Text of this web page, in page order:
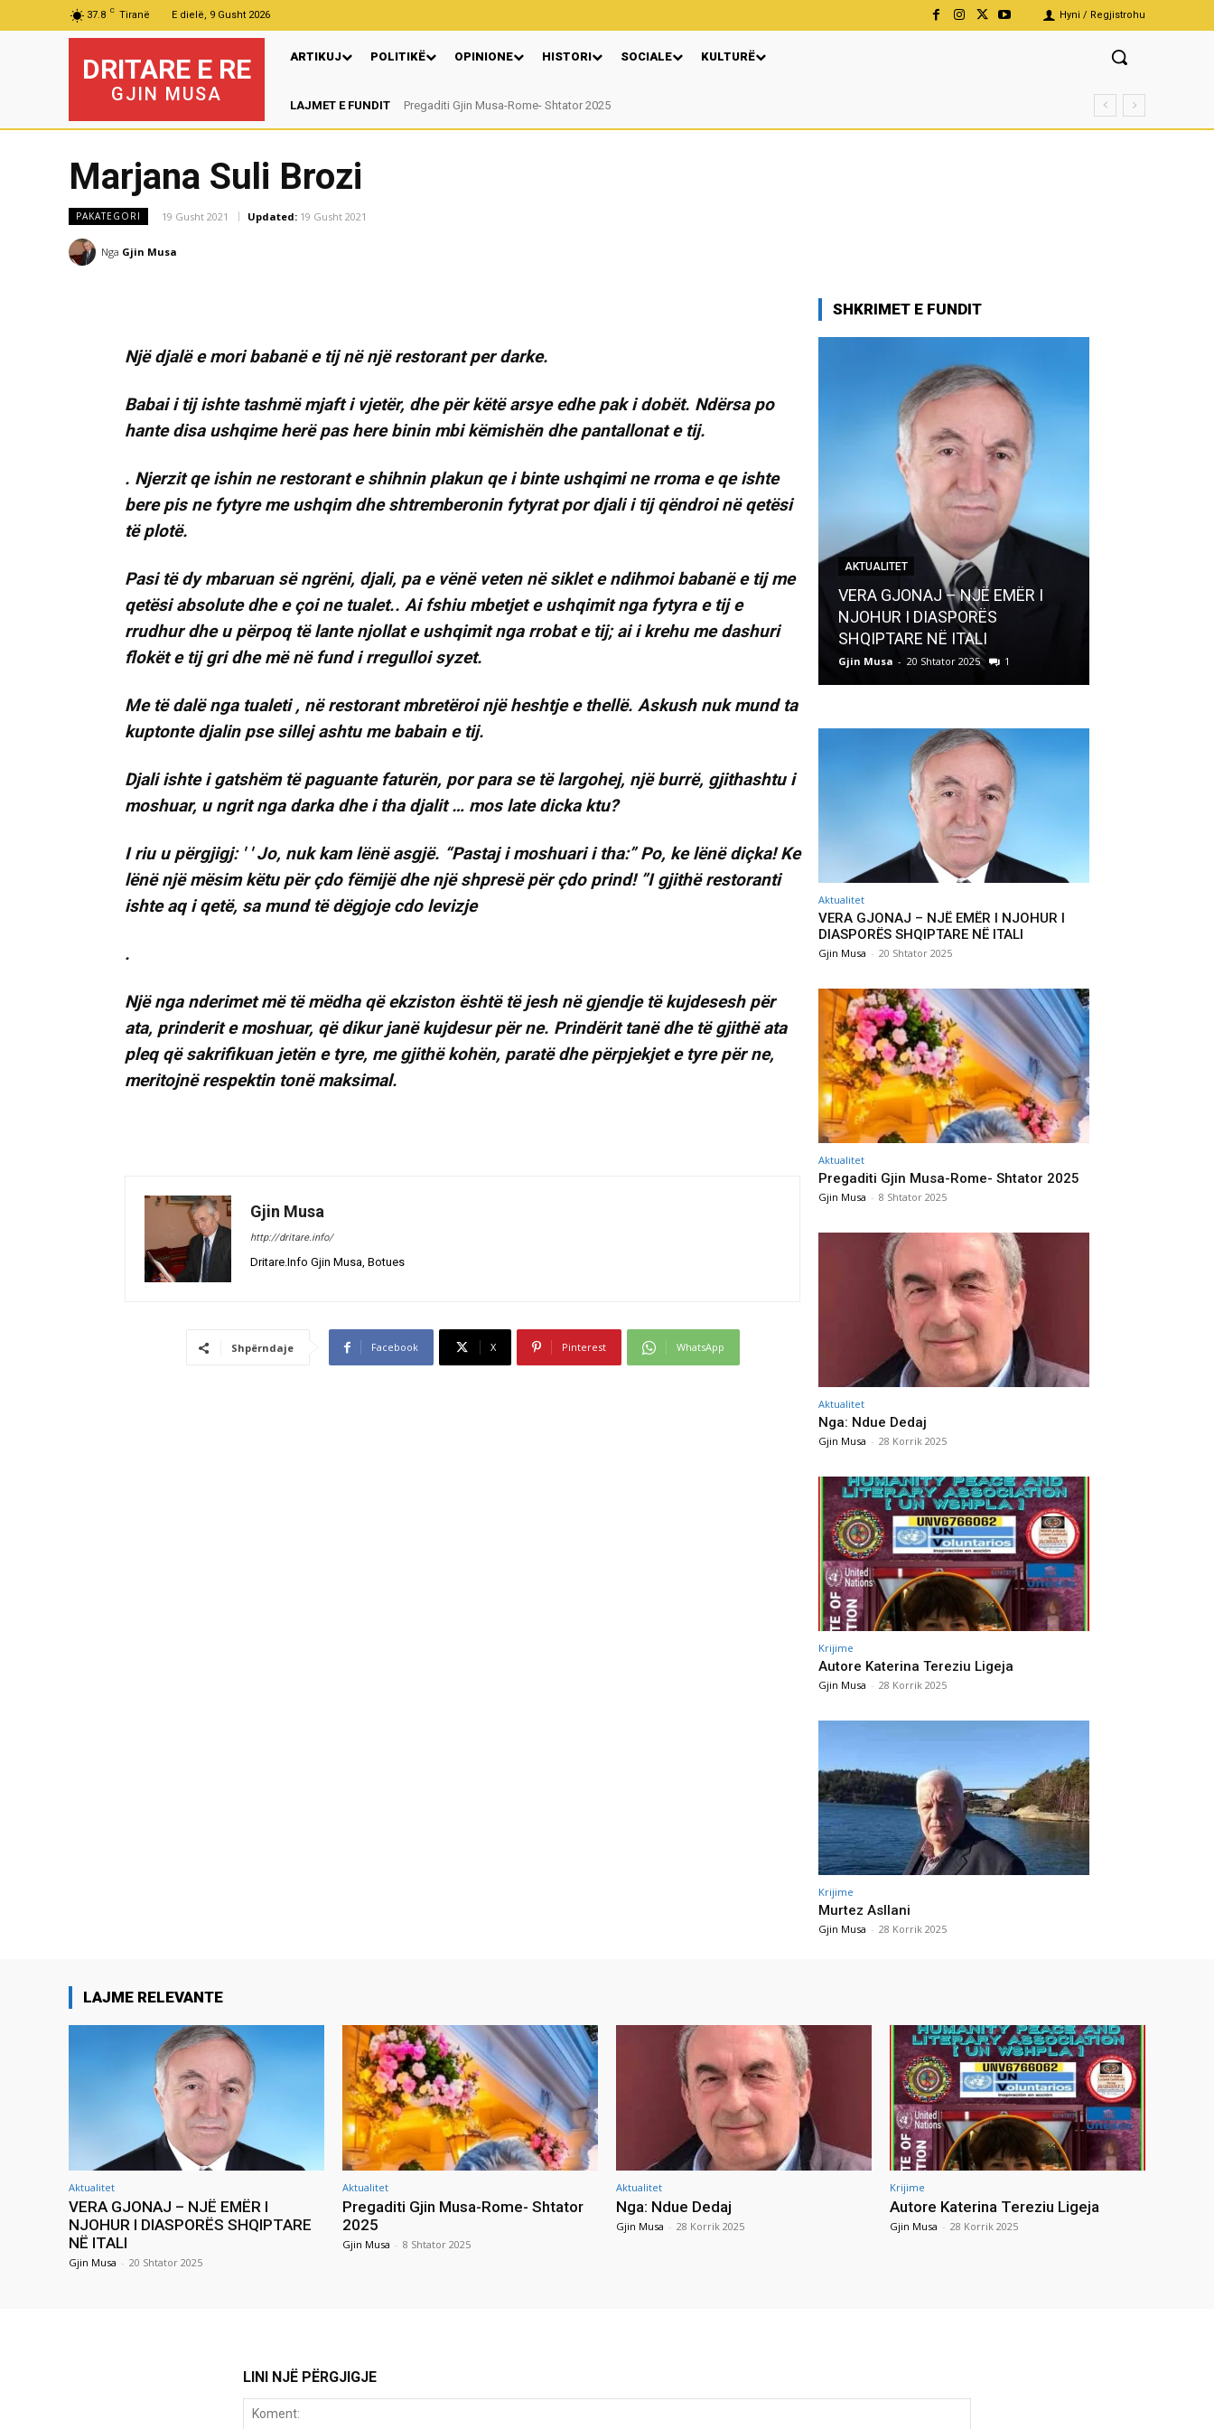
37.8 C Tiranë E dielë, 9 Gusht 2026 Hyni / Regjistrohu
DRITARE E RE
GJIN MUSA
ARTIKUJ POLITIKË OPINIONE HISTORI SOCIALE KULTURË
LAJMET E FUNDIT Pregaditi Gjin Musa-Rome- Shtator 2025
Nga: Ndue Dedaj
Marjana Suli Brozi
PAKATEGORI 19 Gusht 2021 Updated: 19 Gusht 2021
Nga Gjin Musa
Një djalë e mori babanë e tij në një restorant per darke.
Babai i tij ishte tashmë mjaft i vjetër, dhe për këtë arsye edhe pak i dobët. Ndërsa po
hante disa ushqime herë pas here binin mbi këmishën dhe pantallonat e tij.
. Njerzit qe ishin ne restorant e shihnin plakun qe i binte ushqimi ne rroma e qe ishte
bere pis ne fytyre me ushqim dhe shtremberonin fytyrat por djali i tij qëndroi në qetësi
të plotë.
Pasi të dy mbaruan së ngrëni, djali, pa e vënë veten në siklet e ndihmoi babanë e tij me
qetësi absolute dhe e çoi ne tualet.. Ai fshiu mbetjet e ushqimit nga fytyra e tij e
rrudhur dhe u përpoq të lante njollat ​​e ushqimit nga rrobat e tij; ai i krehu me dashuri
flokët e tij gri dhe më në fund i rregulloi syzet.
Me të dalë nga tualeti , në restorant mbretëroi një heshtje e thellë. Askush nuk mund ta
kuptonte djalin pse sillej ashtu me babain e tij.
Djali ishte i gatshëm të paguante faturën, por para se të largohej, një burrë, gjithashtu i
moshuar, u ngrit nga darka dhe i tha djalit … mos late dicka ktu?
I riu u përgjigj: ′ ′ Jo, nuk kam lënë asgjë. “Pastaj i moshuari i tha:” Po, ke lënë diçka! Ke
lënë një mësim këtu për çdo fëmijë dhe një shpresë për çdo prind! ”I gjithë restoranti
ishte aq i qetë, sa mund të dëgjoje cdo levizje
.
Një nga nderimet më të mëdha që ekziston është të jesh në gjendje të kujdesesh për
ata, prinderit e moshuar, që dikur janë kujdesur për ne. Prindërit tanë dhe të gjithë ata
pleq që sakrifikuan jetën e tyre, me gjithë kohën, paratë dhe përpjekjet e tyre për ne,
meritojnë respektin tonë maksimal.
Gjin Musa
http://dritare.info/
Dritare.Info Gjin Musa, Botues
Shpërndaje Facebook X Pinterest WhatsApp
SHKRIMET E FUNDIT
AKTUALITET
VERA GJONAJ – NJË EMËR I
NJOHUR I DIASPORËS
SHQIPTARE NË ITALI
Gjin Musa - 20 Shtator 2025 1
Aktualitet
VERA GJONAJ – NJË EMËR I NJOHUR I
DIASPORËS SHQIPTARE NË ITALI
Gjin Musa - 20 Shtator 2025
Aktualitet
Pregaditi Gjin Musa-Rome- Shtator 2025
Gjin Musa - 8 Shtator 2025
Aktualitet
Nga: Ndue Dedaj
Gjin Musa - 28 Korrik 2025
Krijime
Autore Katerina Tereziu Ligeja
Gjin Musa - 28 Korrik 2025
Krijime
Murtez Asllani
Gjin Musa - 28 Korrik 2025
LAJME RELEVANTE
Aktualitet
VERA GJONAJ – NJË EMËR I
NJOHUR I DIASPORËS SHQIPTARE
NË ITALI
Gjin Musa - 20 Shtator 2025
Aktualitet
Pregaditi Gjin Musa-Rome- Shtator
2025
Gjin Musa - 8 Shtator 2025
Aktualitet
Nga: Ndue Dedaj
Gjin Musa - 28 Korrik 2025
Krijime
Autore Katerina Tereziu Ligeja
Gjin Musa - 28 Korrik 2025
LINI NJË PËRGJIGJE